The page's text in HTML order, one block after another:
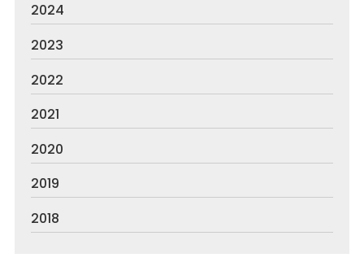
2024
2023
2022
2021
2020
2019
2018